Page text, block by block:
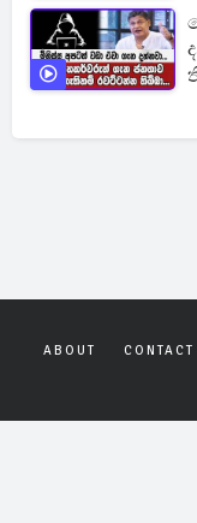
ABOUT CONTACT